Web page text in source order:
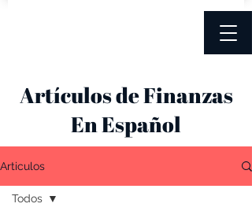
Artículos de Finanzas
En Español
Articulos
Todos